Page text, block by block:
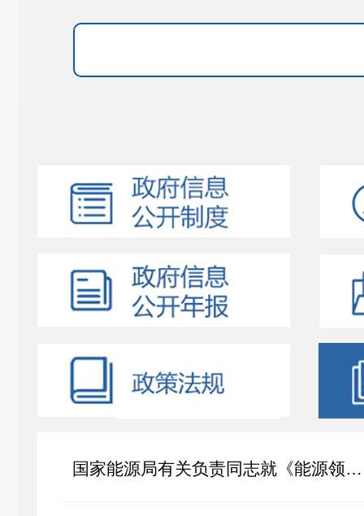
国家能源局有关负责同志就《能源领域节能降碳行动计划（2026—2028年）...